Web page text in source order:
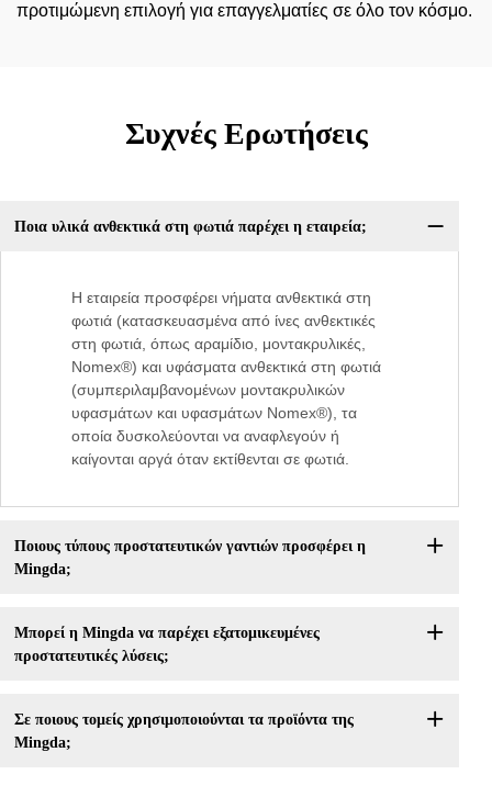
προτιμώμενη επιλογή για επαγγελματίες σε όλο τον κόσμο.
Συχνές Ερωτήσεις
Ποια υλικά ανθεκτικά στη φωτιά παρέχει η εταιρεία;
Η εταιρεία προσφέρει νήματα ανθεκτικά στη
φωτιά (κατασκευασμένα από ίνες ανθεκτικές
στη φωτιά, όπως αραμίδιο, μοντακρυλικές,
Nomex®) και υφάσματα ανθεκτικά στη φωτιά
(συμπεριλαμβανομένων μοντακρυλικών
υφασμάτων και υφασμάτων Nomex®), τα
οποία δυσκολεύονται να αναφλεγούν ή
καίγονται αργά όταν εκτίθενται σε φωτιά.
Ποιους τύπους προστατευτικών γαντιών προσφέρει η
Mingda;
Μπορεί η Mingda να παρέχει εξατομικευμένες
προστατευτικές λύσεις;
Σε ποιους τομείς χρησιμοποιούνται τα προϊόντα της
Mingda;